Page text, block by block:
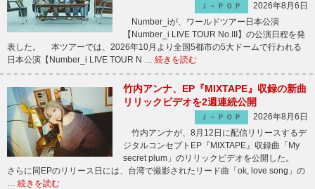
Ｊ－ＰＯＰ
2026年8月6日
Number_iが、ワールドツアー日本公演
【Number_i LIVE TOUR No.III】の公演日程を発
表した。 本ツアーでは、2026年10月より全国5都市の5大ドームで行われる
日本公演【Number_i LIVE TOUR N … 続きを読む
竹内アンナ、EP『MIXTAPE』収録の新曲
リリックビデオを2週連続公開
Ｊ－ＰＯＰ
2026年8月6日
竹内アンナが、8月12日に配信リリースするデ
ジタルコンセプトEP『MIXTAPE』収録曲「My
secret plum」のリリックビデオを公開した。
さらに同EPのリリース日には、台湾で撮影されたリード曲「ok, love song」の
… 続きを読む